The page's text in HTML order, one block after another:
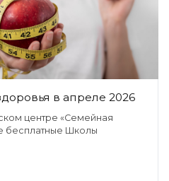
в апреле 2026
центре «Семейная
бесплатные Школы